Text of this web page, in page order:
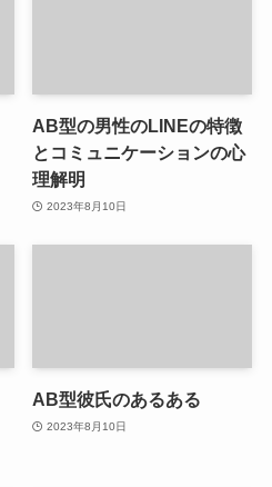
AB型の男性のLINEの特徴
とコミュニケーションの心
理解明
2023年8月10日
AB型彼氏のあるある
2023年8月10日